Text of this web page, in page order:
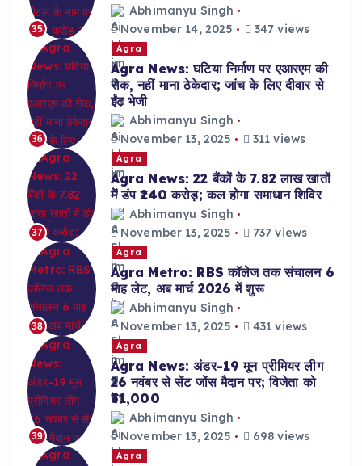
35
Abhimanyu Singh
November 14, 2025
347 views
36
Agra
Agra News: घटिया निर्माण पर एआरएम की
रोक, नहीं माना ठेकेदार; जांच के लिए दीवार से
ईंट भेजी
Abhimanyu Singh
November 13, 2025
311 views
37
Agra
Agra News: 22 बैंकों के 7.82 लाख खातों
में डंप ₹240 करोड़; कल होगा समाधान शिविर
Abhimanyu Singh
November 13, 2025
737 views
38
Agra
Agra Metro: RBS कॉलेज तक संचालन 6
माह लेट, अब मार्च 2026 में शुरू
Abhimanyu Singh
November 13, 2025
431 views
39
Agra
Agra News: अंडर-19 मून प्रीमियर लीग
26 नवंबर से सेंट जोंस मैदान पर; विजेता को
₹31,000
Abhimanyu Singh
November 13, 2025
698 views
Agra